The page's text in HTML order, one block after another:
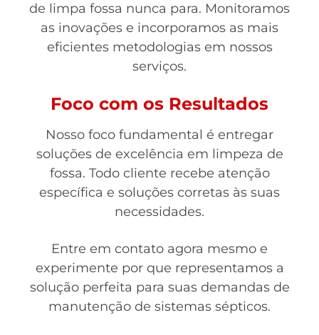
de limpa fossa nunca para. Monitoramos
as inovações e incorporamos as mais
eficientes metodologias em nossos
serviços.
Foco com os Resultados
Nosso foco fundamental é entregar
soluções de excelência em limpeza de
fossa. Todo cliente recebe atenção
específica e soluções corretas às suas
necessidades.
Entre em contato agora mesmo e
experimente por que representamos a
solução perfeita para suas demandas de
manutenção de sistemas sépticos.